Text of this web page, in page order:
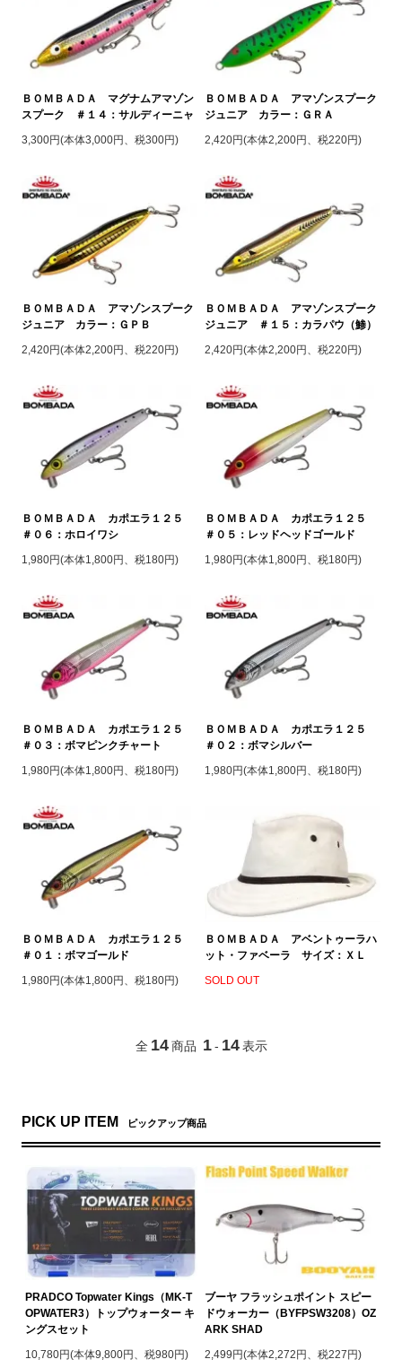
ＢＯＭＢＡＤＡ マグナムアマゾン
スプーク ＃１４：サルディーニャ
3,300円(本体3,000円、税300円)
ＢＯＭＢＡＤＡ アマゾンスプーク
ジュニア カラー：ＧＲＡ
2,420円(本体2,200円、税220円)
ＢＯＭＢＡＤＡ アマゾンスプーク
ジュニア カラー：ＧＰＢ
2,420円(本体2,200円、税220円)
ＢＯＭＢＡＤＡ アマゾンスプーク
ジュニア ＃１５：カラパウ（鯵）
2,420円(本体2,200円、税220円)
ＢＯＭＢＡＤＡ カポエラ１２５
＃０６：ホロイワシ
1,980円(本体1,800円、税180円)
ＢＯＭＢＡＤＡ カポエラ１２５
＃０５：レッドヘッドゴールド
1,980円(本体1,800円、税180円)
ＢＯＭＢＡＤＡ カポエラ１２５
＃０３：ボマピンクチャート
1,980円(本体1,800円、税180円)
ＢＯＭＢＡＤＡ カポエラ１２５
＃０２：ボマシルバー
1,980円(本体1,800円、税180円)
ＢＯＭＢＡＤＡ カポエラ１２５
＃０１：ボマゴールド
1,980円(本体1,800円、税180円)
ＢＯＭＢＡＤＡ アベントゥーラハ
ット・ファベーラ サイズ：ＸＬ
SOLD OUT
全 14 商品 1 - 14 表示
PICK UP ITEM ピックアップ商品
PRADCO Topwater Kings（MK-T
OPWATER3）トップウォーター キ
ングスセット
10,780円(本体9,800円、税980円)
ブーヤ フラッシュポイント スピー
ドウォーカー（BYFPSW3208）OZ
ARK SHAD
2,499円(本体2,272円、税227円)